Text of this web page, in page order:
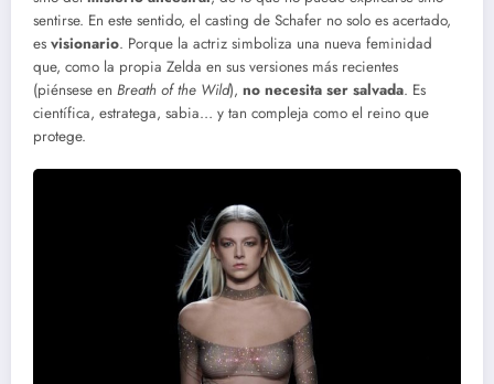
sentirse. En este sentido, el casting de Schafer no solo es acertado,
es visionario. Porque la actriz simboliza una nueva feminidad
que, como la propia Zelda en sus versiones más recientes
(piénsese en Breath of the Wild), no necesita ser salvada. Es
científica, estratega, sabia… y tan compleja como el reino que
protege.